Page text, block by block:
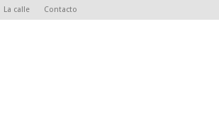
La calle Contacto